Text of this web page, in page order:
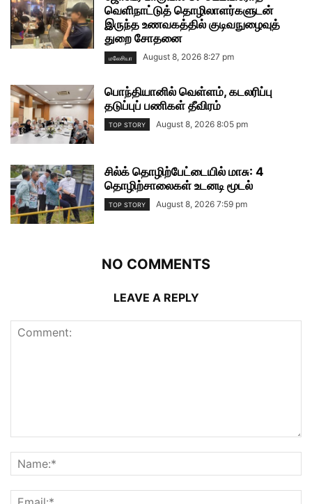
வெளிநாட்டுத் தொழிலாளர்களுடன்
இருந்த உணவகத்தில் குடிவநுழைவுத்
துறை சோதனை
மலேசியா August 8, 2026 8:27 pm
பொந்தியானில் வெள்ளம், கடலரிப்பு
தடுப்புப் பணிகள் தீவிரம்
TOP STORY August 8, 2026 8:05 pm
சில்க் தொழிற்பேட்டையில் மாசு: 4
தொழிற்சாலைகள் உடனடி மூடல்
TOP STORY August 8, 2026 7:59 pm
NO COMMENTS
LEAVE A REPLY